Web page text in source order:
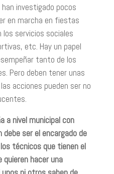
investigado pocos
en marcha en fiestas
los servicios sociales
etc. Hay un papel
tanto de los
Pero deben tener unas
acciones pueden ser no
a nivel municipal con
ser el encargado de
técnicos que tienen el
hacer una